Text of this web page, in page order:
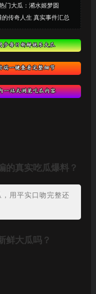
门大瓜：潲水姬梦圆
传奇人生 真实事件汇总
的真实吃瓜爆料？
用平实口吻完整还
鲜大瓜吗？